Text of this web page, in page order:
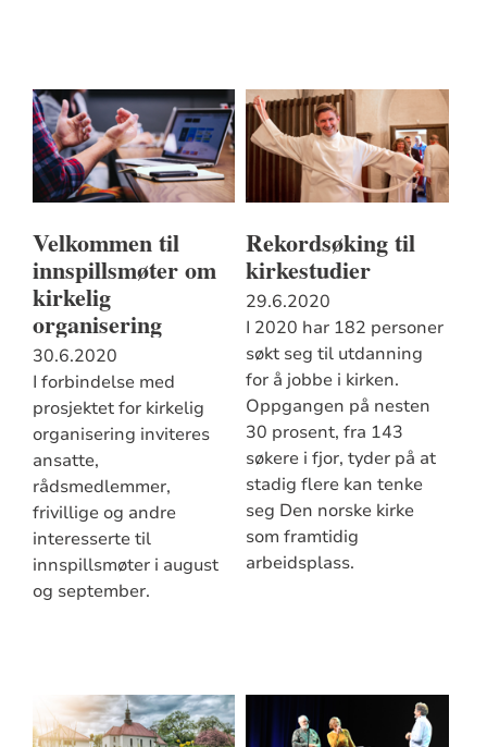
Velkommen til
innspillsmøter om
kirkelig
organisering
30.6.2020
I forbindelse med
prosjektet for kirkelig
organisering inviteres
ansatte,
rådsmedlemmer,
frivillige og andre
interesserte til
innspillsmøter i august
og september.
Rekordsøking til
kirkestudier
29.6.2020
I 2020 har 182 personer
søkt seg til utdanning
for å jobbe i kirken.
Oppgangen på nesten
30 prosent, fra 143
søkere i fjor, tyder på at
stadig flere kan tenke
seg Den norske kirke
som framtidig
arbeidsplass.